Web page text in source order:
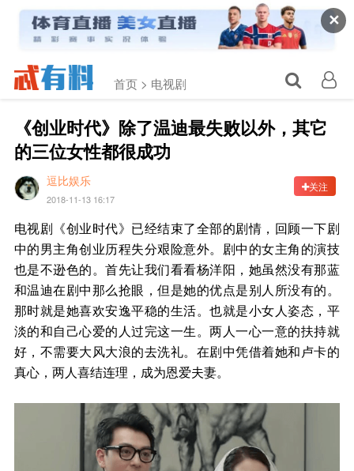
✕
首页 > 电视剧
《创业时代》除了温迪最失败以外，其它
的三位女性都很成功
逗比娱乐
2018-11-13 16:17
关注
电视剧《创业时代》已经结束了全部的剧情，回顾一下剧
中的男主角创业历程失分艰险意外。剧中的女主角的演技
也是不逊色的。首先让我们看看杨洋阳，她虽然没有那蓝
和温迪在剧中那么抢眼，但是她的优点是别人所没有的。
那时就是她喜欢安逸平稳的生活。也就是小女人姿态，平
淡的和自己心爱的人过完这一生。两人一心一意的扶持就
好，不需要大风大浪的去洗礼。在剧中凭借着她和卢卡的
真心，两人喜结连理，成为恩爱夫妻。